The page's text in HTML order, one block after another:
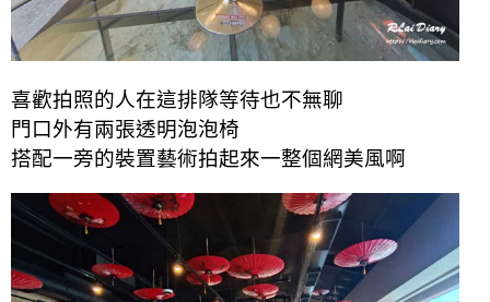
喜歡拍照的人在這排隊等待也不無聊
門口外有兩張透明泡泡椅
搭配一旁的裝置藝術拍起來一整個網美風啊